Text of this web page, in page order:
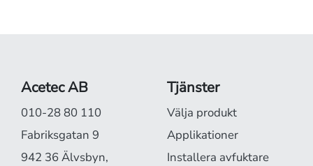
Acetec AB
010-28 80 110
Fabriksgatan 9
942 36 Älvsbyn,
Tjänster
Välja produkt
Applikationer
Installera avfuktare